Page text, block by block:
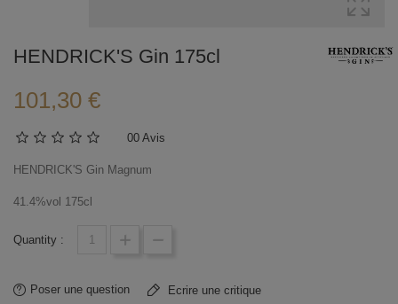
HENDRICK'S Gin 175cl
101,30 €
00 Avis
HENDRICK'S Gin Magnum
41.4%vol 175cl
Quantity :
Poser une question Ecrire une critique